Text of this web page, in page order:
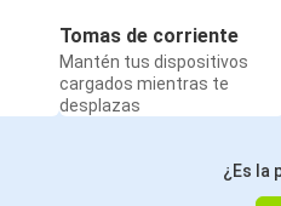
Tomas de corriente
Mantén tus dispositivos
cargados mientras te
desplazas
¿Es la